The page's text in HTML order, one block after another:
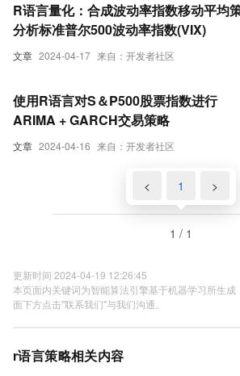
文章 2024-04-17 来自：开发者社区
R语言量化：合成波动率指数移动平均
分析标准普尔500波动率指数(VIX)
文章 2024-04-16 来自：开发者社区
使用R语言对S＆P500股票指数进行
ARIMA + GARCH交易策略
< 1 >
1 / 1
更新时间 2024-04-19 12:26:45
本页面内关键词为智能算法引擎基于机器学习所生
面下方点击"联系我们"与我们沟通。
r语言策略相关内容